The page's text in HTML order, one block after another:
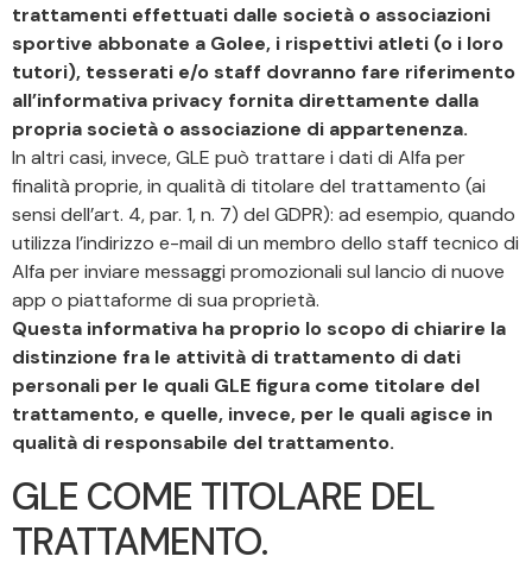
trattamenti effettuati dalle società o associazioni
sportive abbonate a Golee, i rispettivi atleti (o i loro
tutori), tesserati e/o staff dovranno fare riferimento
all’informativa privacy fornita direttamente dalla
propria società o associazione di appartenenza.
In altri casi, invece, GLE può trattare i dati di Alfa per
finalità proprie, in qualità di titolare del trattamento (ai
sensi dell’art. 4, par. 1, n. 7) del GDPR): ad esempio, quando
utilizza l’indirizzo e-mail di un membro dello staff tecnico di
Alfa per inviare messaggi promozionali sul lancio di nuove
app o piattaforme di sua proprietà.
Questa informativa ha proprio lo scopo di chiarire la
distinzione fra le attività di trattamento di dati
personali per le quali GLE figura come titolare del
trattamento, e quelle, invece, per le quali agisce in
qualità di responsabile del trattamento.
GLE COME TITOLARE DEL
TRATTAMENTO.